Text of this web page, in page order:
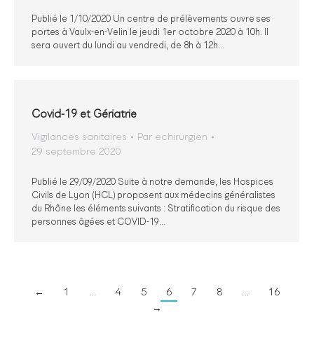
Publié le 1/10/2020 Un centre de prélèvements ouvre ses
portes à Vaulx-en-Velin le jeudi 1er octobre 2020 à 10h. Il
sera ouvert du lundi au vendredi, de 8h à 12h…
Covid-19 et Gériatrie
Vigilances sanitaires Par echirurgien
29 septembre 2020
Publié le 29/09/2020 Suite à notre demande, les Hospices
Civils de Lyon (HCL) proposent aux médecins généralistes
du Rhône les éléments suivants : Stratification du risque des
personnes âgées et COVID-19…
← 1 … 4 5 6 7 8 …
16
→